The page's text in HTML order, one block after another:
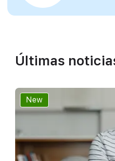
Últimas
New